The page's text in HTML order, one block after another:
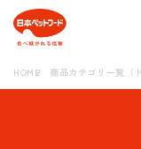
HOME 商品カテゴリ一覧（